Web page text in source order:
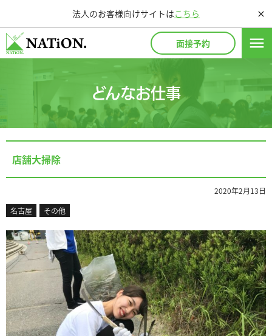
法人のお客様向けサイトはこちら close
面接予約 menu
どんなお仕事
店舗大掃除
2020年2月13日
名古屋
その他